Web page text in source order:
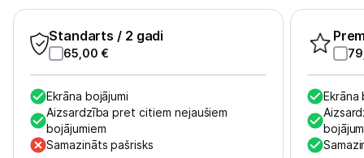
Standarts / 2 gadi
65,00 €
Ekrāna bojājumi
Aizsardzība pret citiem nejaušiem
bojājumiem
Samazināts pašrisks
Ekrāna